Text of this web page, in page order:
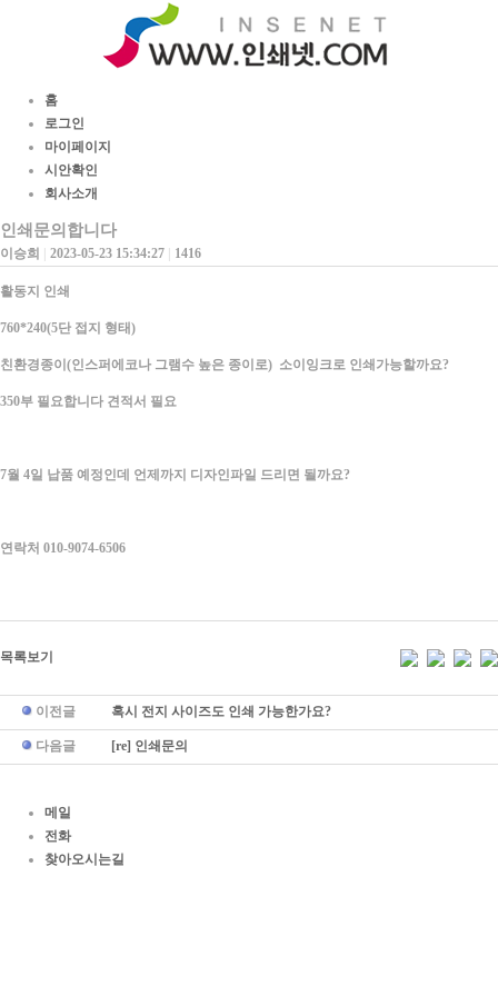
홈
로그인
마이페이지
시안확인
회사소개
인쇄문의합니다
이승희 2023-05-23 15:34:27 1416
활동지 인쇄
760*240(5단 접지 형태)
친환경종이(인스퍼에코나 그램수 높은 종이로) 소이잉크로 인쇄가능할까요?
350부 필요합니다 견적서 필요
7월 4일 납품 예정인데 언제까지 디자인파일 드리면 될까요?
연락처 010-9074-6506
목록보기
이전글 혹시 전지 사이즈도 인쇄 가능한가요?
다음글 [re] 인쇄문의
메일
전화
찾아오시는길